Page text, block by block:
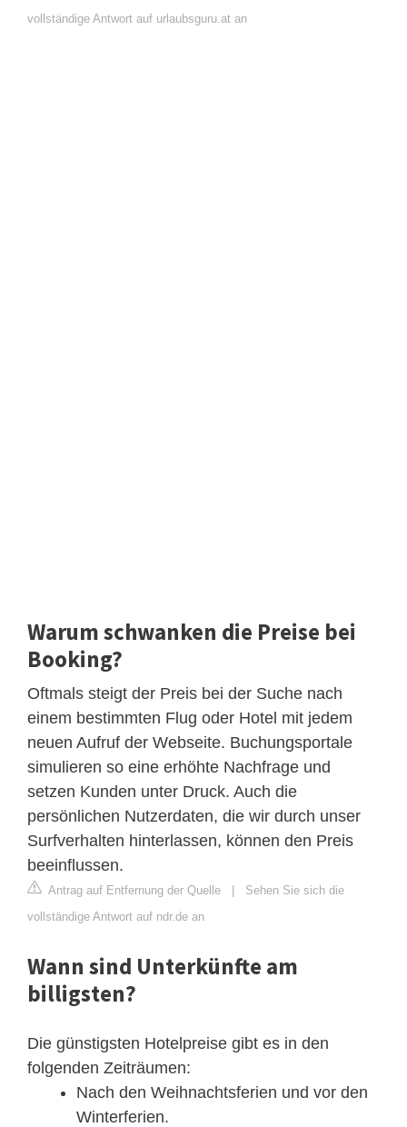
vollständige Antwort auf urlaubsguru.at an
Warum schwanken die Preise bei
Booking?
Oftmals steigt der Preis bei der Suche nach
einem bestimmten Flug oder Hotel mit jedem
neuen Aufruf der Webseite. Buchungsportale
simulieren so eine erhöhte Nachfrage und
setzen Kunden unter Druck. Auch die
persönlichen Nutzerdaten, die wir durch unser
Surfverhalten hinterlassen, können den Preis
beeinflussen.
Antrag auf Entfernung der Quelle | Sehen Sie sich die
vollständige Antwort auf ndr.de an
Wann sind Unterkünfte am
billigsten?
Die günstigsten Hotelpreise gibt es in den
folgenden Zeiträumen:
Nach den Weihnachtsferien und vor den
Winterferien.